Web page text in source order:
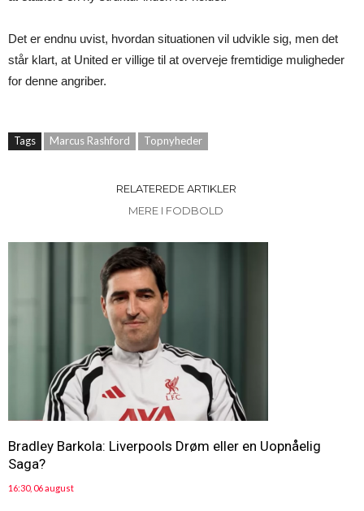
Det er endnu uvist, hvordan situationen vil udvikle sig, men det
står klart, at United er villige til at overveje fremtidige muligheder
for denne angriber.
Tags Marcus Rashford Topnyheder
RELATEREDE ARTIKLER
MERE I FODBOLD
Bradley Barkola: Liverpools Drøm eller en Uopnåelig
Saga?
16:30, 06 august